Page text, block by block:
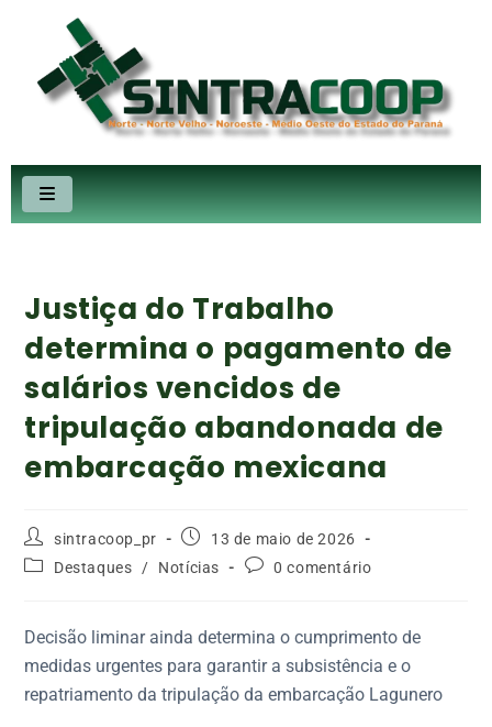
Justiça do Trabalho
determina o pagamento de
salários vencidos de
tripulação abandonada de
embarcação mexicana
sintracoop_pr
13 de maio de 2026
Destaques / Notícias 0 comentário
Decisão liminar ainda determina o cumprimento de
medidas urgentes para garantir a subsistência e o
repatriamento da tripulação da embarcação Lagunero